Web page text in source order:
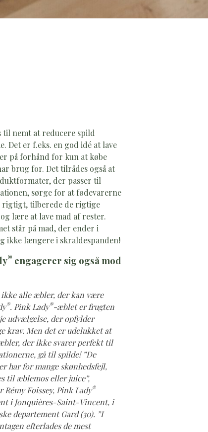
nemt at reducere spild
Det er f.eks. en god idé at lave
på forhånd for kun at købe
brug for. Det tilrådes også at
der passer til
sørge for at fødevarerne
rigtigt, tilberede de rigtige
lære at lave mad af rester.
står på mad, der ender i
ikke længere i skraldespanden!
® engagerer sig også mod
ikke alle æbler, der kan være
®. Pink Lady®-æblet er frugten
udvælgelse, der opfylder
krav. Men det er udelukket at
der ikke svarer perfekt til
gå til spilde! ”De
har for mange skønhedsfejl,
til æblemos eller juice”,
Rémy Foissey, Pink Lady®
i Jonquières-Saint-Vincent, i
departement Gard (30). ”I
efterlades de mest